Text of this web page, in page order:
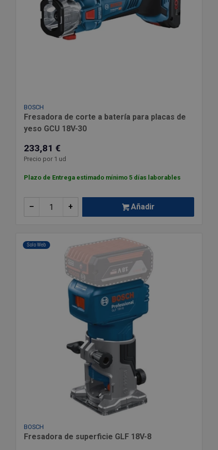
BOSCH
Fresadora de corte a batería para placas de
yeso GCU 18V-30
233,81 €
Precio por 1 ud
Plazo de Entrega estimado mínimo 5 días laborables
+
– Añadir
Solo Web
BOSCH
Fresadora de superficie GLF 18V-8